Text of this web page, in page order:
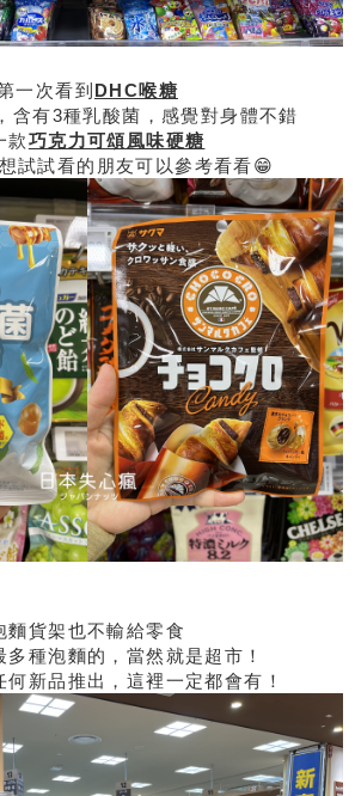
一次看到 DHC喉糖
含有3種乳酸菌，感覺對身體不錯
款巧克力可頌風味硬糖
試試看的朋友可以參考看看😁
麵貨架也不輸給零食
多種泡麵的，當然就是超市！
何新品推出，這裡一定都會有！